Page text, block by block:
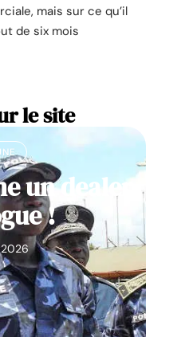
mais sur ce qu’il
de six mois
le site
un dealer
!